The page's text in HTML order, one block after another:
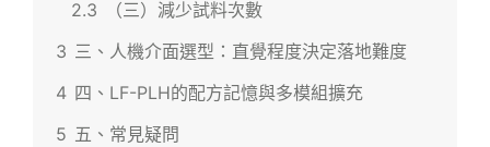
2.3
（三）減少試料次數
3 三、人機介面選型：直覺程度決定落地難度
4 四、LF-PLH的配方記憶與多模組擴充
5 五、常見疑問